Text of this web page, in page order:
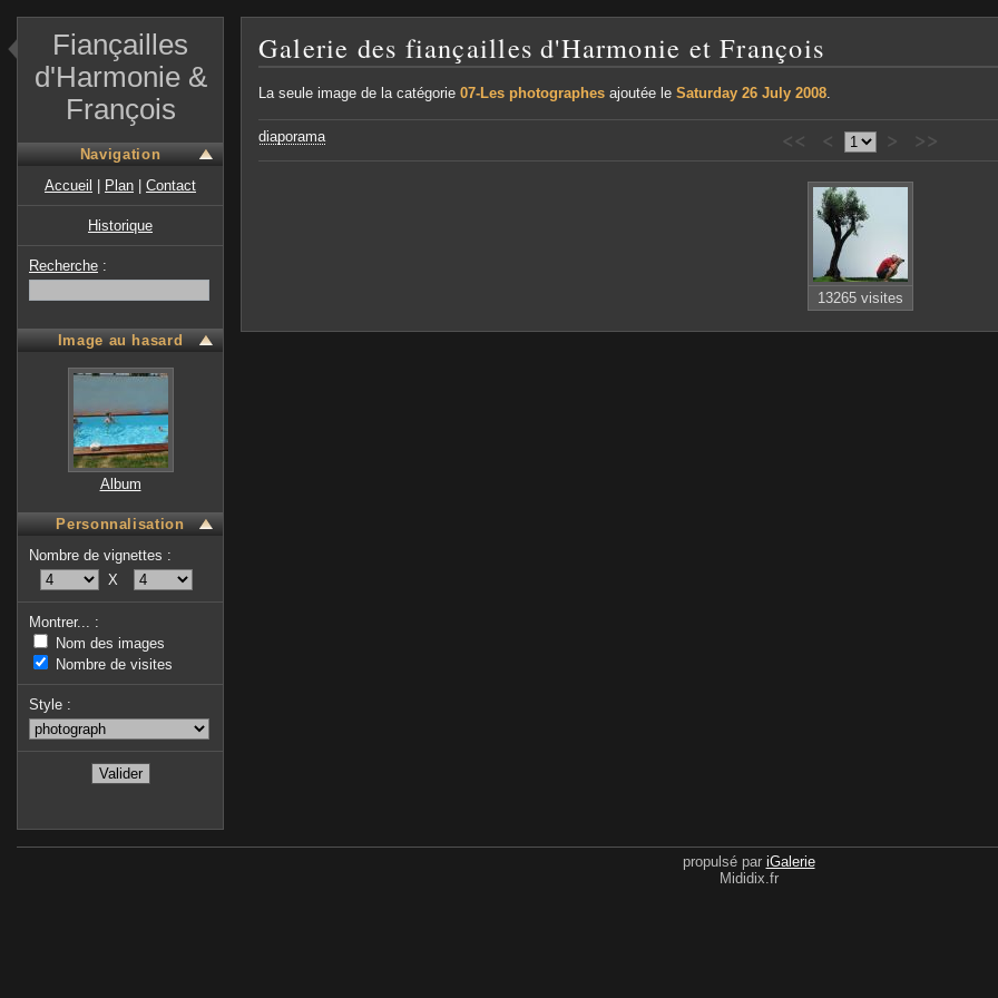
Fiançailles
d'Harmonie &
François
Navigation
Accueil
Plan Contact
Historique
Recherche :
Image au hasard
Album
Personnalisation
Nombre de vignettes :
X
Montrer... :
Nom des images
Nombre de visites
Style :
Galerie des fiançailles d'Harmonie et François
La seule image de la catégorie 07-Les photographes ajoutée le Saturday 26 July 2008.
diaporama << < > >>
13265 visites
propulsé par iGalerie
Mididix.fr